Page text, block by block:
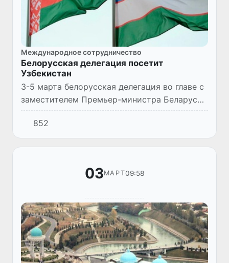
Международное сотрудничество
Белорусская делегация посетит
Узбекистан
3-5 марта белорусская делегация во главе с
заместителем Премьер-министра Беларуси
Александром Субботиным посетит с
визитом Республику Узбекистан.
852
03МАРТ09:58